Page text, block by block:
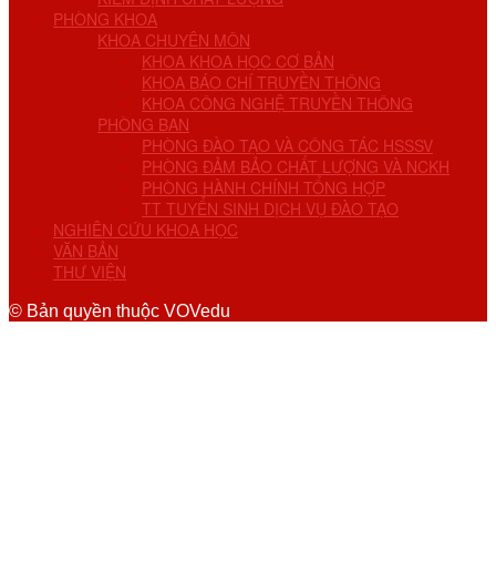
PHÒNG KHOA
KHOA CHUYÊN MÔN
KHOA KHOA HỌC CƠ BẢN
KHOA BÁO CHÍ TRUYỀN THÔNG
KHOA CÔNG NGHỆ TRUYỀN THÔNG
PHÒNG BAN
PHÒNG ĐÀO TẠO VÀ CÔNG TÁC HSSSV
PHÒNG ĐẢM BẢO CHẤT LƯỢNG VÀ NCKH
PHÒNG HÀNH CHÍNH TỔNG HỢP
TT TUYỂN SINH DỊCH VỤ ĐÀO TẠO
NGHIÊN CỨU KHOA HỌC
VĂN BẢN
THƯ VIỆN
© Bản quyền thuộc VOVedu